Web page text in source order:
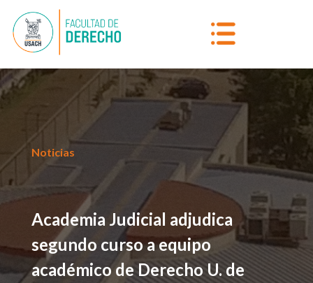
Noticias
Academia Judicial adjudica
segundo curso a equipo
académico de Derecho U. de